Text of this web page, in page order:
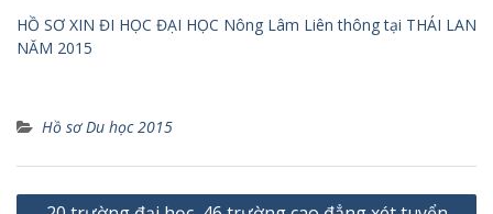
HỒ SƠ XIN ĐI HỌC ĐẠI HỌC Nông Lâm Liên thông tại THÁI LAN
NĂM 2015
Hồ sơ Du học 2015
Điều